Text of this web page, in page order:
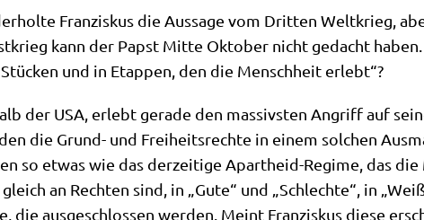
Fran­zis­kus die Aus­sa­ge vom Drit­ten Welt­krieg,
kann der Papst Mit­te Okto­ber nicht gedacht
und in Etap­pen, den die Mensch­heit erlebt“?
der USA, erlebt gera­de den mas­siv­sten Angriff auf
die Grund- und Frei­heits­rech­te in einem sol­chen
so etwas wie das der­zei­ti­ge Apart­heid-Regime, das
an Rech­ten sind, in „Gute“ und „Schlech­te“, in
die aus­ge­schlos­sen wer­den. Meint Fran­zis­kus die­se